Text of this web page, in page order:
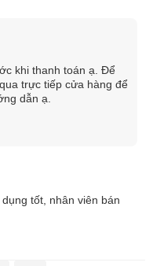
đảm bảo độ chính xác
là luôn cho kết quả
Bởi vậy mà Kyoritsu
và tin dùng.
ưu, đồng hồ đo điện
khi thanh toán ạ. Để
trực tiếp cửa hàng để
dẫn ạ.
tốt, nhân viên bán